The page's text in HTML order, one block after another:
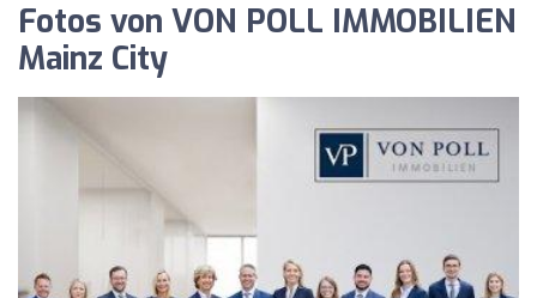
Fotos von VON POLL IMMOBILIEN
Mainz City